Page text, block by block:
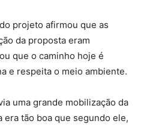
projeto afirmou que as
da proposta eram
que o caminho hoje é
e respeita o meio ambiente.
uma grande mobilização da
era tão boa que segundo ele,